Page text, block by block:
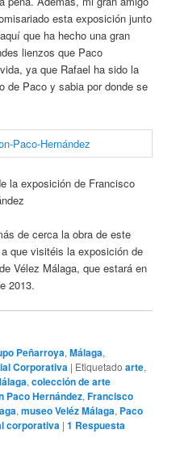
esta exposición junto
que ha hecho una gran
lienzos que Paco
ya que Rafael ha sido la
de Paco y sabia por donde se
la exposición de Francisco
de cerca la obra de este
que visitéis la exposición de
Vélez Málaga, que estará en
2013.
Peñarroya,Málaga,
Corporativa | Etiquetado arte,
,colección de arte
Paco Hernández,Francisco
,museo Veléz Málaga, Paco
corporativa |1 Respuesta